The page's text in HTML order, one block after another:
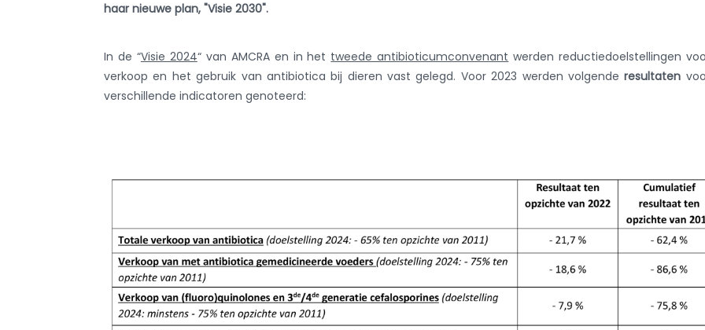
haar nieuwe plan, "Visie 2030".
In de “Visie 2024“ van AMCRA en in het tweede antibioticumconvenant werden reductiedoelstellingen
verkoop en het gebruik van antibiotica bij dieren vast gelegd. Voor 2023 werden volgenderesultaten
verschillende indicatoren genoteerd: